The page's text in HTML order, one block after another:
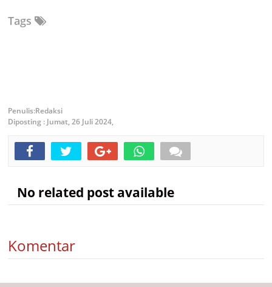
Tags
Redaksi
Diposting : Jumat, 26 Juli 2024,
No related post available
Komentar